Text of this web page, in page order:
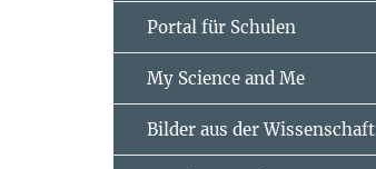
Portal für Schulen
My Science and Me
Bilder aus der Wissenschaft